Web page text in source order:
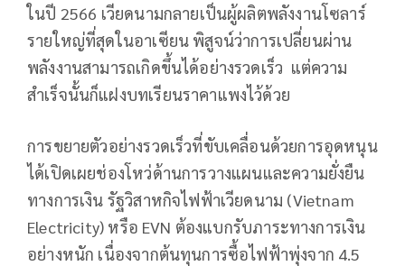
ในปี 2566 เวียดนามกลายเป็นผู้ผลิตพลังงานโซลาร์
รายใหญ่ที่สุดในอาเซียน พิสูจน์ว่าการเปลี่ยนผ่าน
พลังงานสามารถเกิดขึ้นได้อย่างรวดเร็ว แต่ความ
สำเร็จนั้นก็แฝงบทเรียนราคาแพงไว้ด้วย
การขยายตัวอย่างรวดเร็วที่ขับเคลื่อนด้วยการอุดหนุน
ได้เปิดเผยช่องโหว่ด้านการวางแผนและความยั่งยืน
ทางการเงิน รัฐวิสาหกิจไฟฟ้าเวียดนาม (Vietnam
Electricity) หรือ EVN ต้องแบกรับภาระทางการเงิน
อย่างหนัก เนื่องจากต้นทุนการซื้อไฟฟ้าพุ่งจาก 4.5